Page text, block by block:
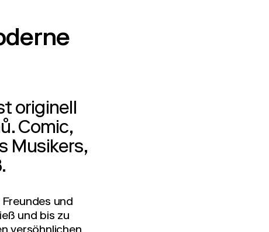
originell
Comic,
Musikers,
und
und bis zu